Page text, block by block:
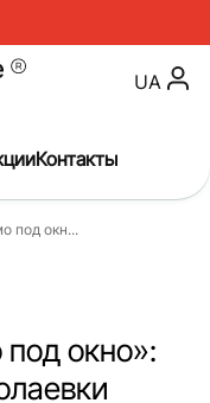
UA
Контакты
под окн...
окно»: